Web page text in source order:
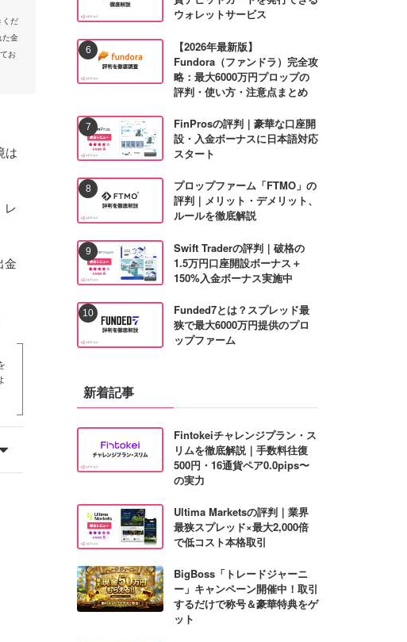
くだ
た金
お
は
レ
金
ウォレットサービス
【2026年最新版】
Fundora（ファンドラ）完全攻
略：最大6000万円プロップの
評判・使い方・注意点まとめ
FinProsの評判｜豪華な口座開
設・入金ボーナスに日本語対応
スタート
プロップファーム「FTMO」の
評判｜メリット・デメリット、
ルールを徹底解説
Swift Traderの評判｜破格の
1.5万円口座開設ボーナス＋
150%入金ボーナス実施中
Funded7とは？スプレッド最
狭で最大6000万円提供のプロ
ップファーム
新着記事
Fintokeiチャレンジプラン・ス
リムを徹底解説｜手数料往復
500円・16通貨ペア0.0pips〜
の実力
Ultima Marketsの評判｜業界
最狭スプレッド×最大2,000倍
で低コスト本格取引
BigBoss「トレードジャーニ
ー」キャンペーン開催中！取引
するだけで称号＆豪華特典をゲ
ット